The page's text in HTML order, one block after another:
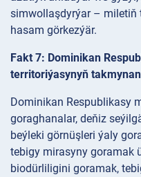
simwollaşdyrýar – miletiň
hasam görkezýär.
Fakt 7: Dominikan
territoriýasynyň
Dominikan Respublikasy
goraghanalar, deňiz
beýleki görnüşleri ýaly
tebigy mirasyny goramak
biodürliligini goramak,